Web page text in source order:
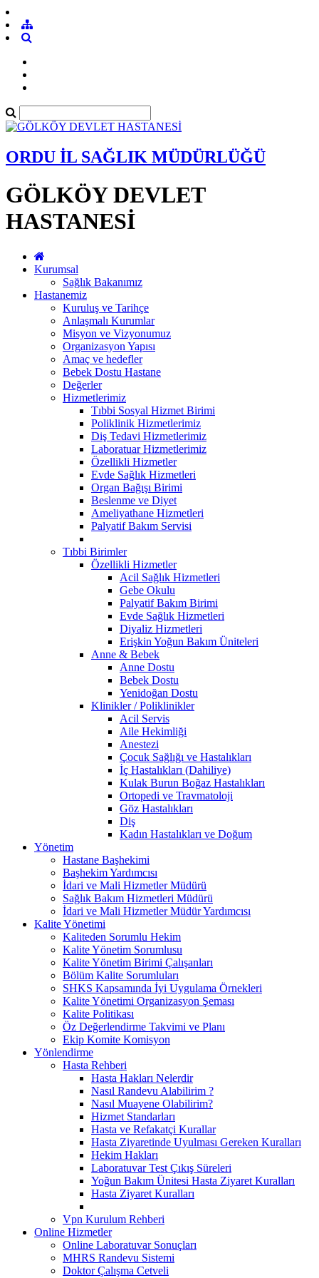
ORDU İL SAĞLIK MÜDÜRLÜĞÜ
GÖLKÖY DEVLET
HASTANESİ
Kurumsal
Sağlık Bakanımız
Hastanemiz
Kuruluş ve Tarihçe
Anlaşmalı Kurumlar
Misyon ve Vizyonumuz
Organizasyon Yapısı
Amaç ve hedefler
Bebek Dostu Hastane
Değerler
Hizmetlerimiz
Tıbbi Sosyal Hizmet Birimi
Poliklinik Hizmetlerimiz
Diş Tedavi Hizmetlerimiz
Laboratuar Hizmetlerimiz
Özellikli Hizmetler
Evde Sağlık Hizmetleri
Organ Bağışı Birimi
Beslenme ve Diyet
Ameliyathane Hizmetleri
Palyatif Bakım Servisi
Tıbbi Birimler
Özellikli Hizmetler
Acil Sağlık Hizmetleri
Gebe Okulu
Palyatif Bakım Birimi
Evde Sağlık Hizmetleri
Diyaliz Hizmetleri
Erişkin Yoğun Bakım Üniteleri
Anne & Bebek
Anne Dostu
Bebek Dostu
Yenidoğan Dostu
Klinikler / Poliklinikler
Acil Servis
Aile Hekimliği
Anestezi
Çocuk Sağlığı ve Hastalıkları
İç Hastalıkları (Dahiliye)
Kulak Burun Boğaz Hastalıkları
Ortopedi ve Travmatoloji
Göz Hastalıkları
Diş
Kadın Hastalıkları ve Doğum
Yönetim
Hastane Başhekimi
Başhekim Yardımcısı
İdari ve Mali Hizmetler Müdürü
Sağlık Bakım Hizmetleri Müdürü
İdari ve Mali Hizmetler Müdür Yardımcısı
Kalite Yönetimi
Kaliteden Sorumlu Hekim
Kalite Yönetim Sorumlusu
Kalite Yönetim Birimi Çalışanları
Bölüm Kalite Sorumluları
SHKS Kapsamında İyi Uygulama Örnekleri
Kalite Yönetimi Organizasyon Şeması
Kalite Politikası
Öz Değerlendirme Takvimi ve Planı
Ekip Komite Komisyon
Yönlendirme
Hasta Rehberi
Hasta Hakları Nelerdir
Nasıl Randevu Alabilirim ?
Nasıl Muayene Olabilirim?
Hizmet Standarları
Hasta ve Refakatçi Kurallar
Hasta Ziyaretinde Uyulması Gereken Kuralları
Hekim Hakları
Laboratuvar Test Çıkış Süreleri
Yoğun Bakım Ünitesi Hasta Ziyaret Kuralları
Hasta Ziyaret Kuralları
Vpn Kurulum Rehberi
Online Hizmetler
Online Laboratuvar Sonuçları
MHRS Randevu Sistemi
Doktor Çalışma Cetveli